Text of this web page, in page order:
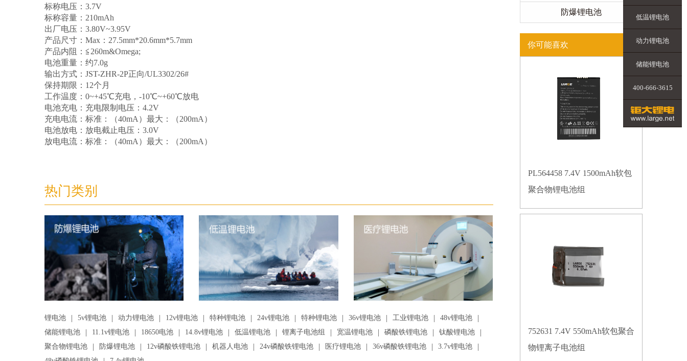
标称电压：3.7V
标称容量：210mAh
出厂电压：3.80V~3.95V
产品尺寸：Max：27.5mm*20.6mm*5.7mm
产品内阻：≦260m&Omega;
电池重量：约7.0g
输出方式：JST-ZHR-2P正向/UL3302/26#
保持期限：12个月
工作温度：0~+45℃充电，-10℃~+60℃放电
电池充电：充电限制电压：4.2V
充电电流：标准：（40mA）最大：（200mA）
电池放电：放电截止电压：3.0V
放电电流：标准：（40mA）最大：（200mA）
热门类别
锂电池 | 5v锂电池 | 动力锂电池 | 12v锂电池 | 特种锂电池 | 24v锂电池 | 特种锂电池 | 36v锂电池 | 工业锂电池 | 48v锂电池 |
储能锂电池 | 11.1v锂电池 | 18650电池 | 14.8v锂电池 | 低温锂电池 | 锂离子电池组 | 宽温锂电池 | 磷酸铁锂电池 | 钛酸锂电池 |
聚合物锂电池 | 防爆锂电池 | 12v磷酸铁锂电池 | 机器人电池 | 24v磷酸铁锂电池 | 医疗锂电池 | 36v磷酸铁锂电池 | 3.7v锂电池 |
防爆锂电池
你可能喜欢
PL564458 7.4V 1500mAh软包
聚合物锂电池组
752631 7.4V 550mAh软包聚合
物锂离子电池组
低温锂电池
动力锂电池
储能锂电池
400-666-3615